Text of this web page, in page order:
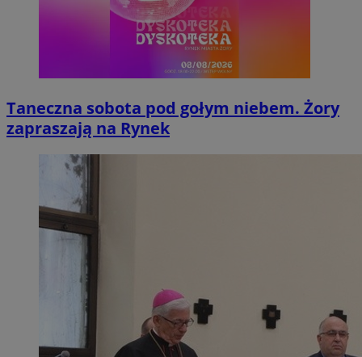
Taneczna sobota pod gołym niebem. Żory
zapraszają na Rynek